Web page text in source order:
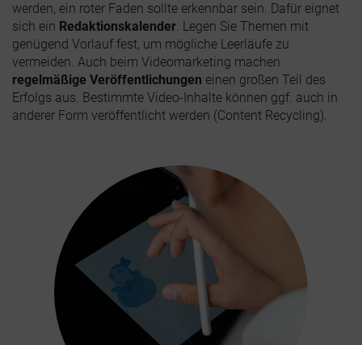
werden, ein roter Faden sollte erkennbar sein. Dafür eignet
sich ein Redaktionskalender. Legen Sie Themen mit
genügend Vorlauf fest, um mögliche Leerläufe zu
vermeiden. Auch beim Videomarketing machen
regelmäßige Veröffentlichungen einen großen Teil des
Erfolgs aus. Bestimmte Video-Inhalte können ggf. auch in
anderer Form veröffentlicht werden (Content Recycling).